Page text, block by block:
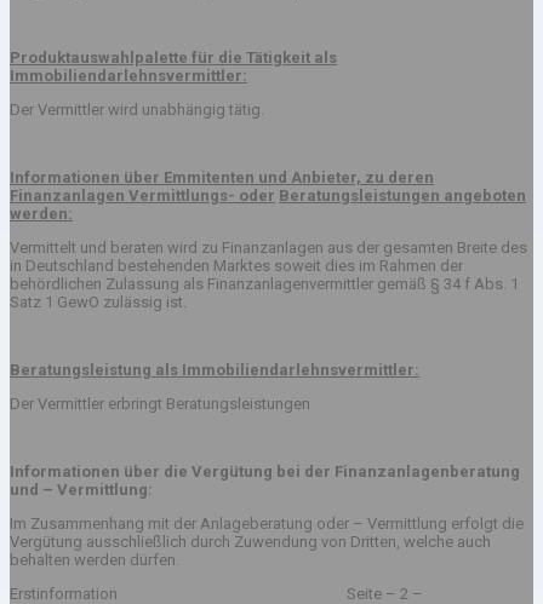
Produktauswahlpalette für die Tätigkeit als
Immobiliendarlehnsvermittler:
Der Vermittler wird unabhängig tätig.
Informationen über Emmitenten und Anbieter, zu deren
Finanzanlagen Vermittlungs- oder Beratungsleistungen angeboten
werden:
Vermittelt und beraten wird zu Finanzanlagen aus der gesamten Breite des
in Deutschland bestehenden Marktes soweit dies im Rahmen der
behördlichen Zulassung als Finanzanlagenvermittler gemäß § 34 f Abs. 1
Satz 1 GewO zulässig ist.
Beratungsleistung als Immobiliendarlehnsvermittler:
Der Vermittler erbringt Beratungsleistungen
Informationen über die Vergütung bei der Finanzanlagenberatung
und – Vermittlung:
Im Zusammenhang mit der Anlageberatung oder – Vermittlung erfolgt die
Vergütung ausschließlich durch Zuwendung von Dritten, welche auch
behalten werden dürfen.
Erstinformation Seite – 2 –